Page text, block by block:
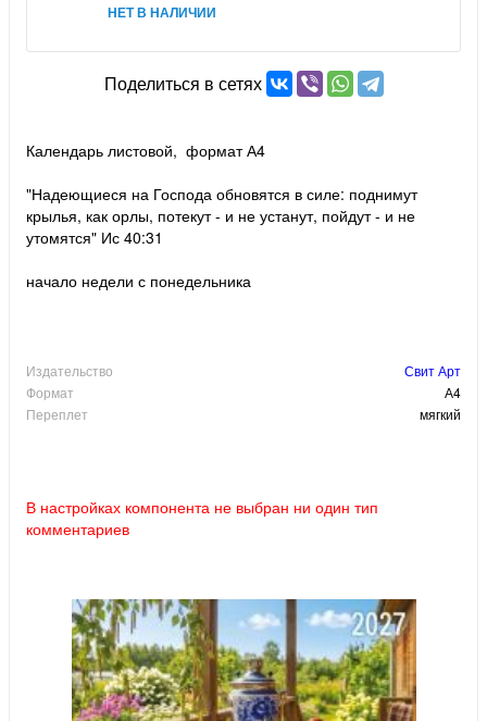
НЕТ В НАЛИЧИИ
Поделиться в сетях
Календарь листовой, формат А4
"Надеющиеся на Господа обновятся в силе: поднимут
крылья, как орлы, потекут - и не устанут, пойдут - и не
утомятся" Ис 40:31
начало недели с понедельника
Издательство
Свит Арт
Формат
А4
Переплет
мягкий
В настройках компонента не выбран ни один тип
комментариев